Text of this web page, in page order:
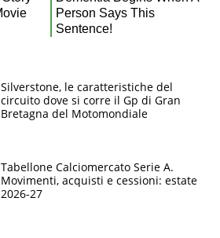
Silverstone, le caratteristiche del
circuito dove si corre il Gp di Gran
Bretagna del Motomondiale
Tabellone Calciomercato Serie A.
Movimenti, acquisti e cessioni: estate
2026-27